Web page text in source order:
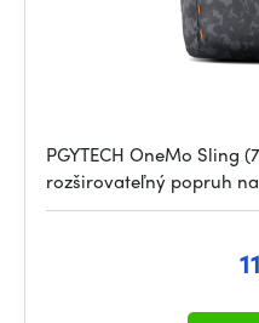
PGYTECH OneMo Sling
rozširovateľný popruh